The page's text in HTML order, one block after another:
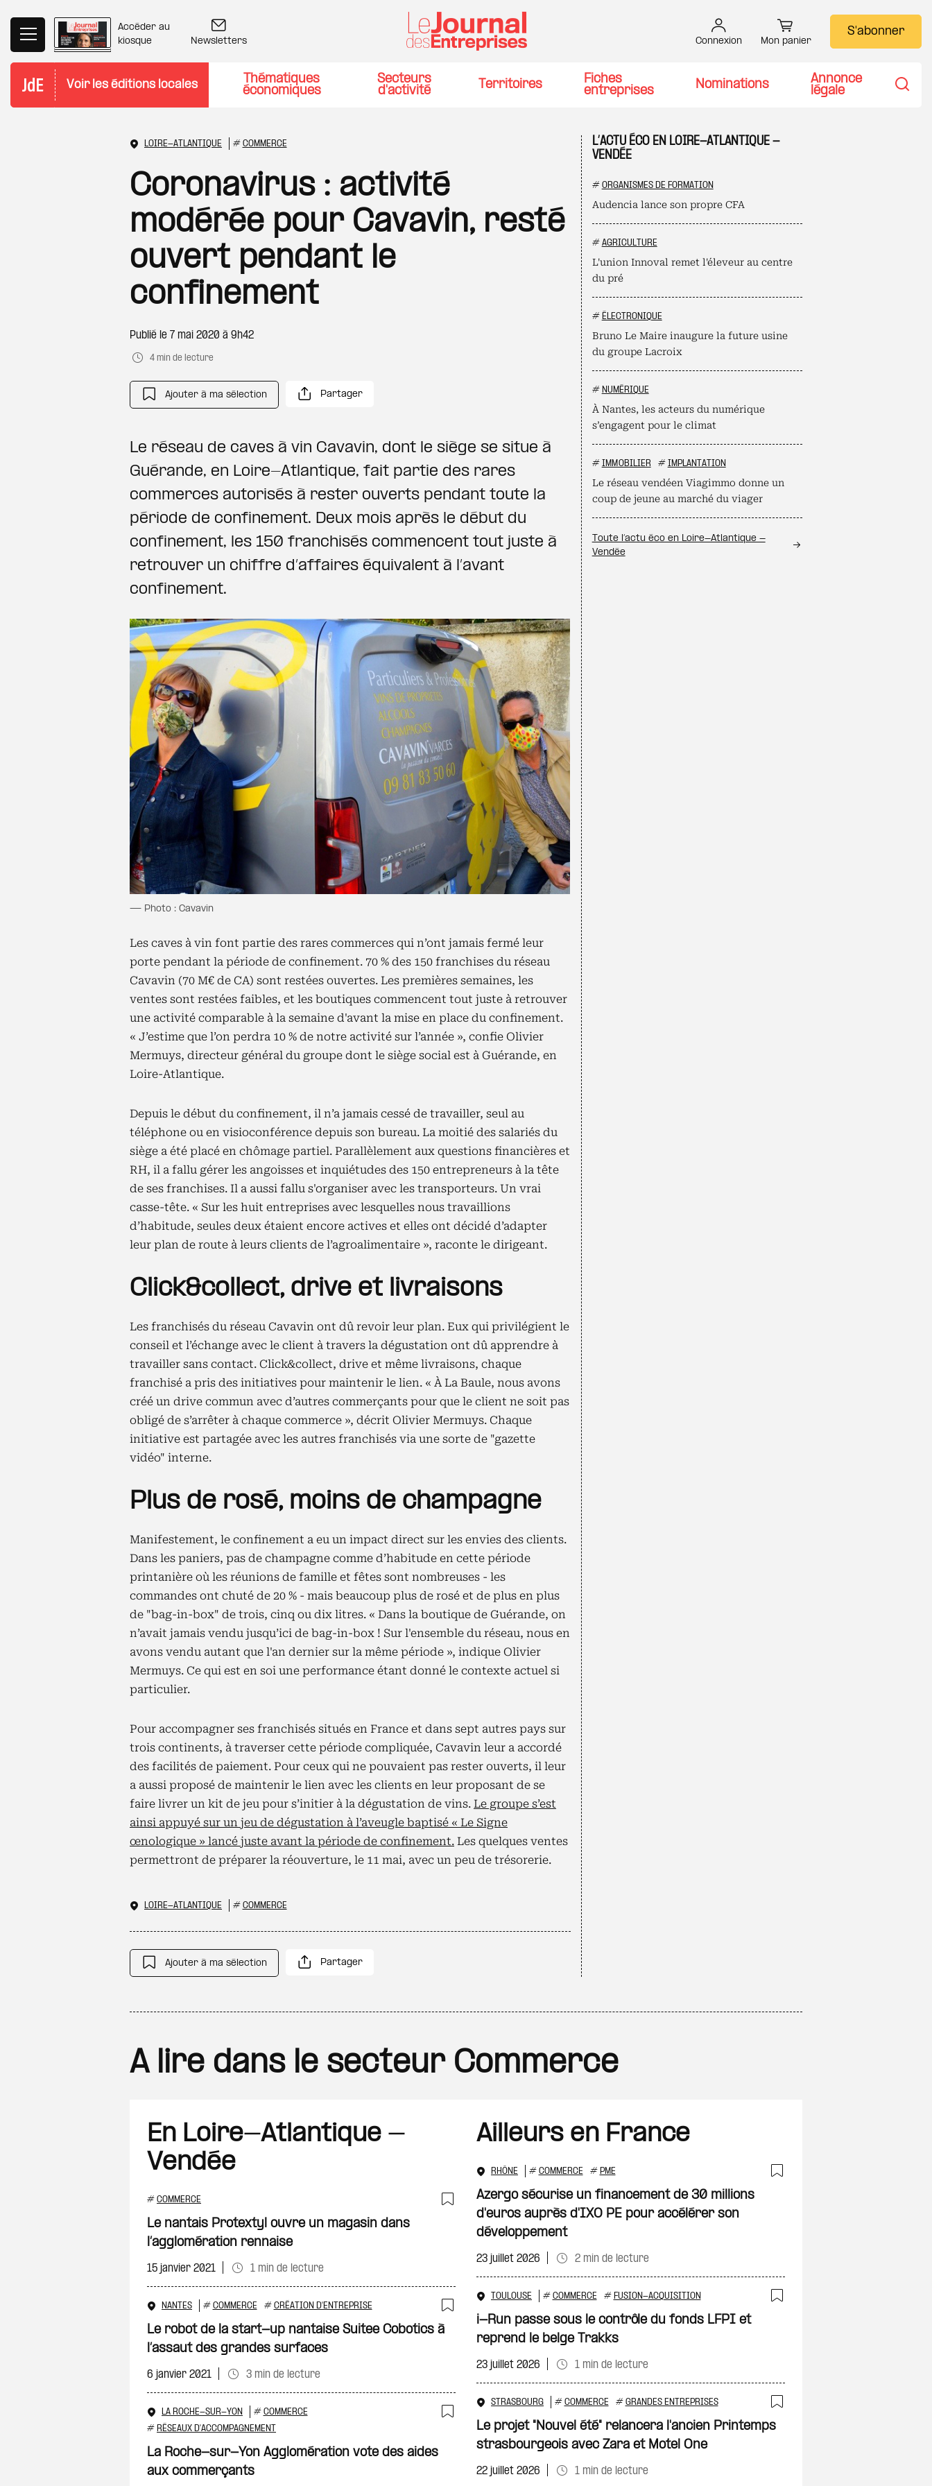
Accéder au
kiosque
Newsletters Connexion Mon panier
S'abonner
Voir les éditions locales
Thématiques
économiques
Secteurs
d'activité
Territoires
Fiches
entreprises
Nominations
Annonce
légale
LOIRE-ATLANTIQUE # COMMERCE
Coronavirus : activité
modérée pour Cavavin, resté
ouvert pendant le
confinement
Publié le 7 mai 2020 à 9h42
4 min de lecture
Ajouter à ma sélection Partager
Le réseau de caves à vin Cavavin, dont le siège se situe à
Guérande, en Loire-Atlantique, fait partie des rares
commerces autorisés à rester ouverts pendant toute la
période de confinement. Deux mois après le début du
confinement, les 150 franchisés commencent tout juste à
retrouver un chiffre d’affaires équivalent à l’avant
confinement.
— Photo : Cavavin
Les caves à vin font partie des rares commerces qui n’ont jamais fermé leur
porte pendant la période de confinement. 70 % des 150 franchises du réseau
Cavavin (70 M€ de CA) sont restées ouvertes. Les premières semaines, les
ventes sont restées faibles, et les boutiques commencent tout juste à retrouver
une activité comparable à la semaine d'avant la mise en place du confinement.
« J’estime que l’on perdra 10 % de notre activité sur l’année », confie Olivier
Mermuys, directeur général du groupe dont le siège social est à Guérande, en
Loire-Atlantique.
Depuis le début du confinement, il n’a jamais cessé de travailler, seul au
téléphone ou en visioconférence depuis son bureau. La moitié des salariés du
siège a été placé en chômage partiel. Parallèlement aux questions financières et
RH, il a fallu gérer les angoisses et inquiétudes des 150 entrepreneurs à la tête
de ses franchises. Il a aussi fallu s'organiser avec les transporteurs. Un vrai
casse-tête. « Sur les huit entreprises avec lesquelles nous travaillions
d’habitude, seules deux étaient encore actives et elles ont décidé d’adapter
leur plan de route à leurs clients de l’agroalimentaire », raconte le dirigeant.
Click&collect, drive et livraisons
Les franchisés du réseau Cavavin ont dû revoir leur plan. Eux qui privilégient le
conseil et l’échange avec le client à travers la dégustation ont dû apprendre à
travailler sans contact. Click&collect, drive et même livraisons, chaque
franchisé a pris des initiatives pour maintenir le lien. « À La Baule, nous avons
créé un drive commun avec d’autres commerçants pour que le client ne soit pas
obligé de s’arrêter à chaque commerce », décrit Olivier Mermuys. Chaque
initiative est partagée avec les autres franchisés via une sorte de "gazette
vidéo" interne.
Plus de rosé, moins de champagne
Manifestement, le confinement a eu un impact direct sur les envies des clients.
Dans les paniers, pas de champagne comme d’habitude en cette période
printanière où les réunions de famille et fêtes sont nombreuses - les
commandes ont chuté de 20 % - mais beaucoup plus de rosé et de plus en plus
de "bag-in-box" de trois, cinq ou dix litres. « Dans la boutique de Guérande, on
n’avait jamais vendu jusqu’ici de bag-in-box ! Sur l'ensemble du réseau, nous en
avons vendu autant que l'an dernier sur la même période », indique Olivier
Mermuys. Ce qui est en soi une performance étant donné le contexte actuel si
particulier.
Pour accompagner ses franchisés situés en France et dans sept autres pays sur
trois continents, à traverser cette période compliquée, Cavavin leur a accordé
des facilités de paiement. Pour ceux qui ne pouvaient pas rester ouverts, il leur
a aussi proposé de maintenir le lien avec les clients en leur proposant de se
faire livrer un kit de jeu pour s’initier à la dégustation de vins. Le groupe s’est
ainsi appuyé sur un jeu de dégustation à l’aveugle baptisé « Le Signe
œnologique » lancé juste avant la période de confinement. Les quelques ventes
permettront de préparer la réouverture, le 11 mai, avec un peu de trésorerie.
LOIRE-ATLANTIQUE # COMMERCE
Ajouter à ma sélection Partager
L’ACTU ÉCO EN LOIRE-ATLANTIQUE -
VENDÉE
# ORGANISMES DE FORMATION
Audencia lance son propre CFA
# AGRICULTURE
L'union Innoval remet l'éleveur au centre
du pré
# ÉLECTRONIQUE
Bruno Le Maire inaugure la future usine
du groupe Lacroix
# NUMÉRIQUE
À Nantes, les acteurs du numérique
s’engagent pour le climat
# IMMOBILIER # IMPLANTATION
Le réseau vendéen Viagimmo donne un
coup de jeune au marché du viager
Toute l’actu éco en Loire-Atlantique -
Vendée
A lire dans le secteur Commerce
En Loire-Atlantique -
Vendée
# COMMERCE
Ajouter à ma sélection
Le nantais Protextyl ouvre un magasin dans
l’agglomération rennaise
15 janvier 2021 1 min de lecture
NANTES # COMMERCE # CRÉATION D'ENTREPRISE
Ajouter à ma sélection
Le robot de la start-up nantaise Suitee Cobotics à
l’assaut des grandes surfaces
6 janvier 2021 3 min de lecture
LA ROCHE-SUR-YON # COMMERCE
# RÉSEAUX D'ACCOMPAGNEMENT Ajouter à ma sélection
La Roche-sur-Yon Agglomération vote des aides
aux commerçants
Ailleurs en France
RHÔNE # COMMERCE # PME
Azergo sécurise un financement de 30 millions
d'euros auprès d'IXO PE pour accélérer son
développement
23 juillet 2026 2 min de lecture
TOULOUSE # COMMERCE # FUSION-ACQUISITION
i-Run passe sous le contrôle du fonds LFPI et
reprend le belge Trakks
23 juillet 2026 1 min de lecture
STRASBOURG # COMMERCE # GRANDES ENTREPRISES
Ajouter à ma
Le projet "Nouvel été" relancera l'ancien Printemps
strasbourgeois avec Zara et Motel One
22 juillet 2026 1 min de lecture